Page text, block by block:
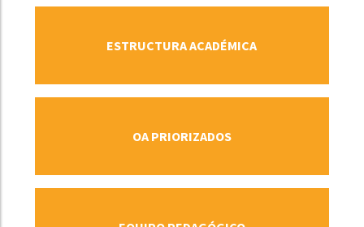
ESTRUCTURA ACADÉMICA
OA PRIORIZADOS